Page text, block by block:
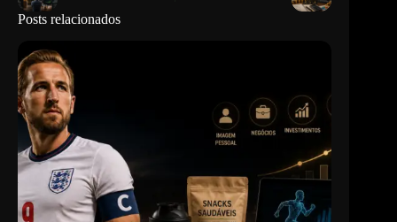
Posts relacionados